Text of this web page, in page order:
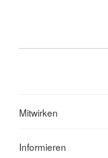
Mitwirken
Informieren